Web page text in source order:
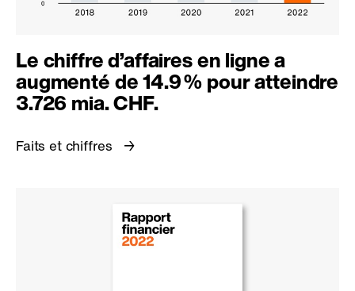
Le chiffre d’affaires en ligne a
augmenté de14.9 %pour atteindre
3.726 mia. CHF.
Faits et chiffres